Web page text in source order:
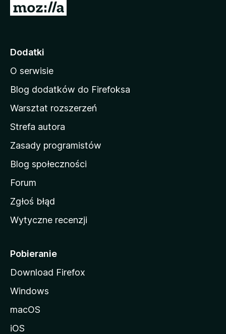
S
o
a
d
m
o
w
M
o
z
l
i
Dodatki
O serwisie
Blog dodatków do Firefoksa
Warsztat rozszerzeń
Strefa autora
Zasady programistów
Blog społeczności
Forum
Zgłoś błąd
Wytyczne recenzji
Pobieranie
Download Firefox
Windows
macOS
iOS